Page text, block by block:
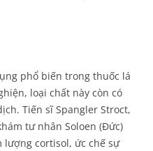
phổ biến trong thuốc lá
loại chất này còn có
Tiến sĩ Spangler Stroct,
tư nhân Soloen (Đức)
cortisol, ức chế sự